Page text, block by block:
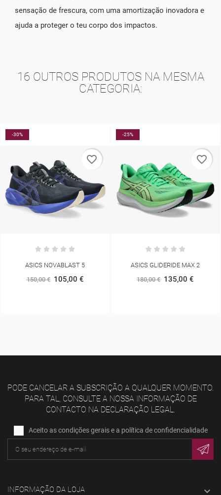
sensação de frescura, com uma amortização inovadora e
ajuda a proteger o teu corpo dos impactos.
16 OUTROS PRODUTOS NA MESMA
CATEGORIA:
-25%
ASICS GLIDERIDE MAX 2
180,00 € 135,00 €
favorite_border
-10%
HOKA GLIDE 5" SHORT BRIEF
70,00 € 63,00 €
favorite_border
PODE CANCELAR A SUBSCRIÇÃO A QUALQUER MOMENTO.
PARA TAL, CONSULTE A NOSSA INFORMAÇÃO DE
CONTACTO NA DECLARAÇÃO LEGAL.
Aceito as condições gerais e a política de confidencialidade
INFORMAÇÃO DA LOJA 